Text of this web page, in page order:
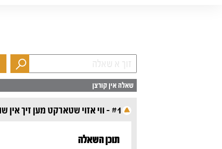
שאלה אין קורצן
#1 - ווי אזוי שטארקט מען זיך אין שוואכע מינוטן?
תוכן השאלה‎